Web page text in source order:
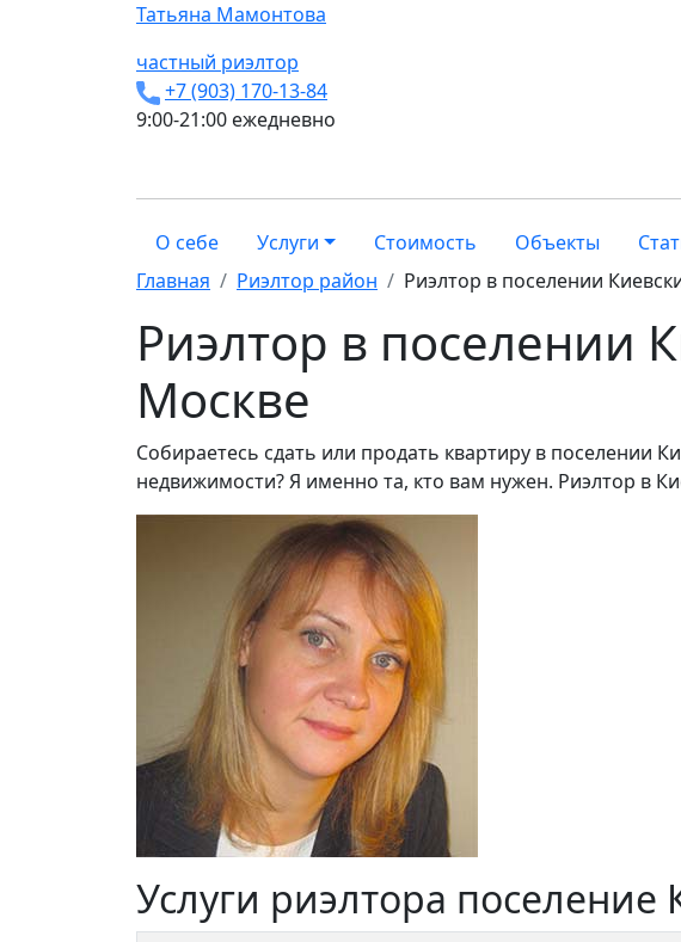
Татьяна Мамонтова
частный риэлтор
+7 (903) 170-13-84
9:00-21:00 ежедневно
О себе Услуги Стоимость Объекты
Главная
Риэлтор район Риэлтор в поселении
Риэлтор в поселении
Москве
Собираетесь сдать или продать квартиру в поселении
недвижимости? Я именно та, кто вам нужен. Риэлтор в
Услуги риэлтора поселение